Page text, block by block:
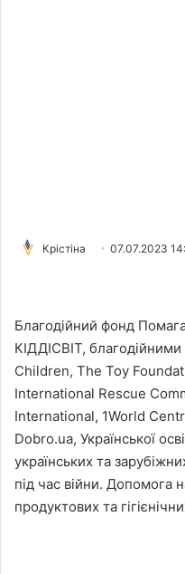
Крістіна 07.07.2023
Благодійний фонд
КІДДІСВІТ,
Children, The Toy
International Rescue
International, 1World
Dobro.ua, Української
українських та
під час війни. Допомога
продуктових та